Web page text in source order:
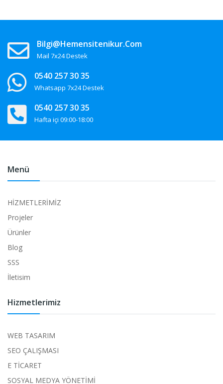
Bilgi@hemensitenikur.com
Mail 7x24 Destek
0540 257 30 35
Whatsapp 7x24 Destek
0540 257 30 35
Hafta içi 09:00-18:00
Menü
HİZMETLERİMİZ
Projeler
Ürünler
Blog
SSS
İletisim
Hizmetlerimiz
WEB TASARIM
SEO ÇALIŞMASI
E TİCARET
SOSYAL MEDYA YÖNETİMİ